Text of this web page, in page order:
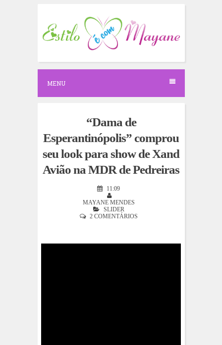
c
o
e
MENU
“Dama de
Esperantinópolis” comprou
seu look para show de Xand
Avião na MDR de Pedreiras
11:09
MAYANE MENDES
SLIDER
2 COMENTÁRIOS